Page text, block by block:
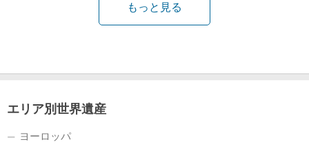
もっと見る
エリア別世界遺産
ヨーロッパ